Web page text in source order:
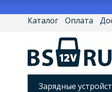
Каталог Оплата
Зарядные